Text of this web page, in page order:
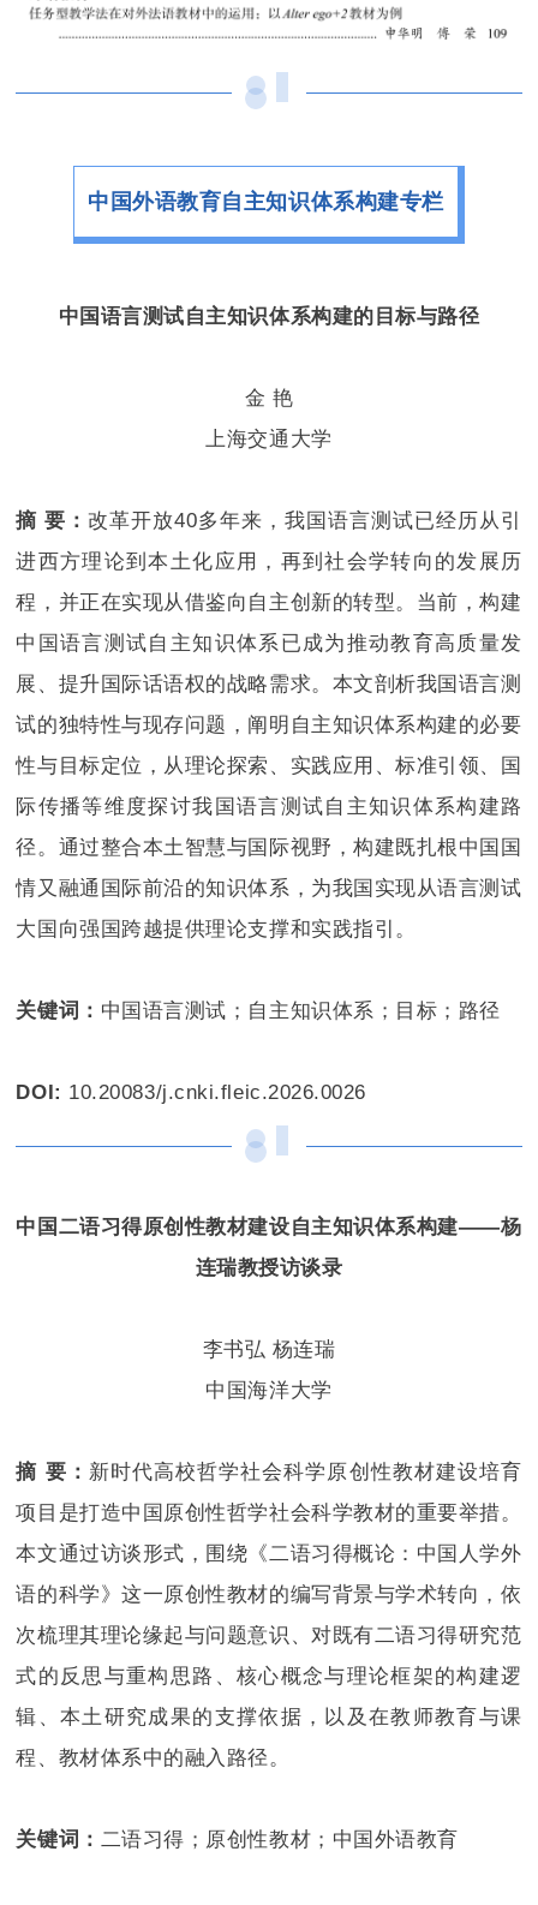
中国外语教育自主知识体系构建专栏
中国语言测试自主知识体系构建的目标与路径
金 艳
上海交通大学
摘 要：改革开放40多年来，我国语言测试已经历从引
进西方理论到本土化应用，再到社会学转向的发展历
程，并正在实现从借鉴向自主创新的转型。当前，构建
中国语言测试自主知识体系已成为推动教育高质量发
展、提升国际话语权的战略需求。本文剖析我国语言测
试的独特性与现存问题，阐明自主知识体系构建的必要
性与目标定位，从理论探索、实践应用、标准引领、国
际传播等维度探讨我国语言测试自主知识体系构建路
径。通过整合本土智慧与国际视野，构建既扎根中国国
情又融通国际前沿的知识体系，为我国实现从语言测试
大国向强国跨越提供理论支撑和实践指引。
关键词： 中国语言测试；自主知识体系；目标；路径
DOI: 10.20083/j.cnki.fleic.2026.0026
中国二语习得原创性教材建设自主知识体系构建——杨
连瑞教授访谈录
李书弘 杨连瑞
中国海洋大学
摘 要： 新时代高校哲学社会科学原创性教材建设培育
项目是打造中国原创性哲学社会科学教材的重要举措。
本文通过访谈形式，围绕《二语习得概论：中国人学外
语的科学》这一原创性教材的编写背景与学术转向，依
次梳理其理论缘起与问题意识、对既有二语习得研究范
式的反思与重构思路、核心概念与理论框架的构建逻
辑、本土研究成果的支撑依据，以及在教师教育与课
程、教材体系中的融入路径。
关键词： 二语习得；原创性教材；中国外语教育